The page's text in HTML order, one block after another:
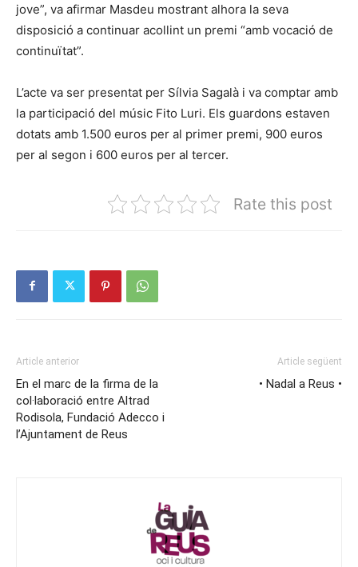
jove”, va afirmar Masdeu mostrant alhora la seva
disposició a continuar acollint un premi “amb vocació de
continuïtat”.
L’acte va ser presentat per Sílvia Sagalà i va comptar amb
la participació del músic Fito Luri. Els guardons estaven
dotats amb 1.500 euros per al primer premi, 900 euros
per al segon i 600 euros per al tercer.
Rate this post
Article anterior
En el marc de la firma de la
col·laboració entre Altrad
Rodisola, Fundació Adecco i
l’Ajuntament de Reus
Article següent
• Nadal a Reus •